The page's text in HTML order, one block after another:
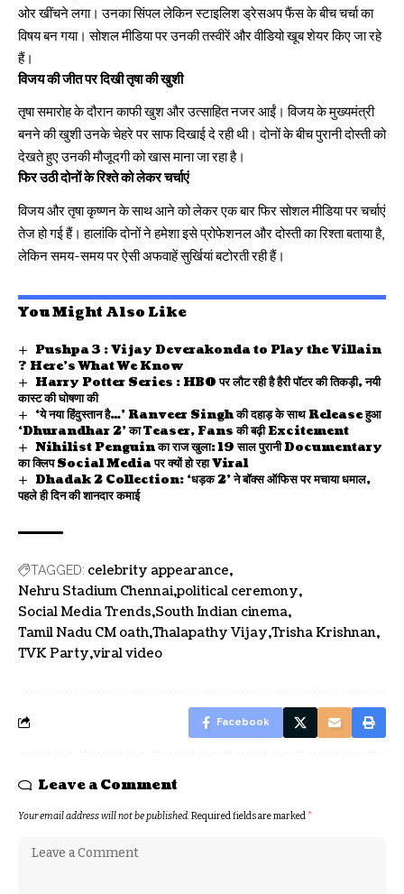
ओर खींचने लगा। उनका सिंपल लेकिन स्टाइलिश ड्रेसअप फैंस के बीच चर्चा का
विषय बन गया। सोशल मीडिया पर उनकी तस्वीरें और वीडियो खूब शेयर किए जा रहे
हैं।
विजय की जीत पर दिखी तृषा की खुशी
तृषा समारोह के दौरान काफी खुश और उत्साहित नजर आईं। विजय के मुख्यमंत्री
बनने की खुशी उनके चेहरे पर साफ दिखाई दे रही थी। दोनों के बीच पुरानी दोस्ती को
देखते हुए उनकी मौजूदगी को खास माना जा रहा है।
फिर उठी दोनों के रिश्ते को लेकर चर्चाएं
विजय और तृषा कृष्णन के साथ आने को लेकर एक बार फिर सोशल मीडिया पर चर्चाएं
तेज हो गई हैं। हालांकि दोनों ने हमेशा इसे प्रोफेशनल और दोस्ती का रिश्ता बताया है,
लेकिन समय-समय पर ऐसी अफवाहें सुर्खियां बटोरती रही हैं।
You Might Also Like
Pushpa 3 : Vijay Deverakonda to Play the Villain
? Here’s What We Know
Harry Potter Series : HBO पर लौट रही है हैरी पॉटर की तिकड़ी, नयी
कास्ट की घोषणा की
‘ये नया हिंदुस्तान है…’ Ranveer Singh की दहाड़ के साथ Release हुआ
‘Dhurandhar 2’ का Teaser, Fans की बढ़ी Excitement
Nihilist Penguin का राज खुला: 19 साल पुरानी Documentary
का क्लिप Social Media पर क्यों हो रहा Viral
Dhadak 2 Collection: ‘धड़क 2’ ने बॉक्स ऑफिस पर मचाया धमाल,
पहले ही दिन की शानदार कमाई
TAGGED: celebrity appearance
Nehru Stadium Chennai political ceremony
Social Media Trends South Indian cinema
Tamil Nadu CM oath Thalapathy Vijay Trisha Krishnan
TVK Party viral video
Facebook
Leave a Comment
Your email address will not be published.Required fields are marked*